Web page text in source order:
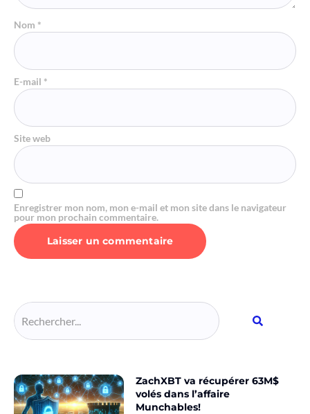
Nom *
E-mail *
Site web
Enregistrer mon nom, mon e-mail et mon site dans le navigateur
pour mon prochain commentaire.
ZachXBT va récupérer 63M$
volés dans l’affaire
Munchables!